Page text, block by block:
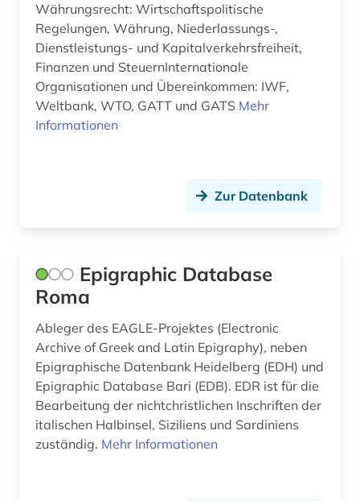
friedensvertrag (1)
fränkisches reich (3)
frühes christentum (1)
gebäude (1)
gefühl (1)
geheimdienst (3)
geistesleben (3)
geisteswissenschaften (2)
Währungsrecht: Wirtschaftspolitische
Regelungen, Währung, Niederlassungs-,
Dienstleistungs- und Kapitalverkehrsfreiheit,
Finanzen und SteuernInternationale
Organisationen und Übereinkommen: IWF,
Weltbank, WTO, GATT und GATS Mehr
Informationen
Zur Datenbank
Epigraphic Database
Roma
Ableger des EAGLE-Projektes (Electronic
Archive of Greek and Latin Epigraphy), neben
Epigraphische Datenbank Heidelberg (EDH) und
Epigraphic Database Bari (EDB). EDR ist für die
Bearbeitung der nichtchristlichen In­schriften der
italischen Halbinsel, Siziliens und Sardiniens
zuständig. Mehr Informationen